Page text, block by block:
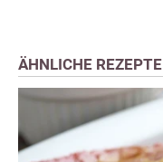
ÄHNLICHE REZEPTE